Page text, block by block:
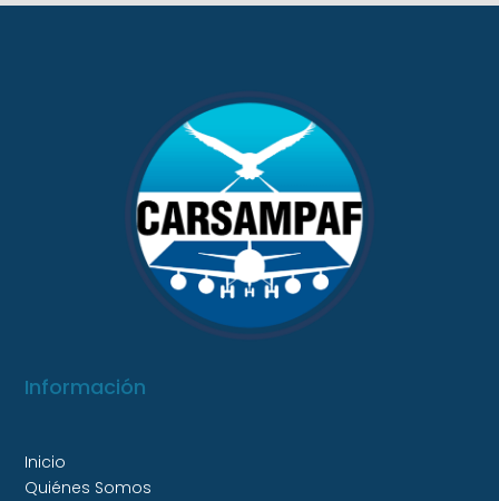
Información
Inicio
Quiénes Somos